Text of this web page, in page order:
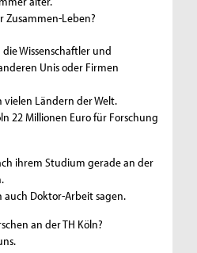
Zusammen-Leben?
Wissenschaftler und
Unis oder Firmen
vielen Ländern der Welt.
22 Millionen Euro für Forschung
ihrem Studium gerade an der
Doktor-Arbeit sagen.
an der TH Köln?